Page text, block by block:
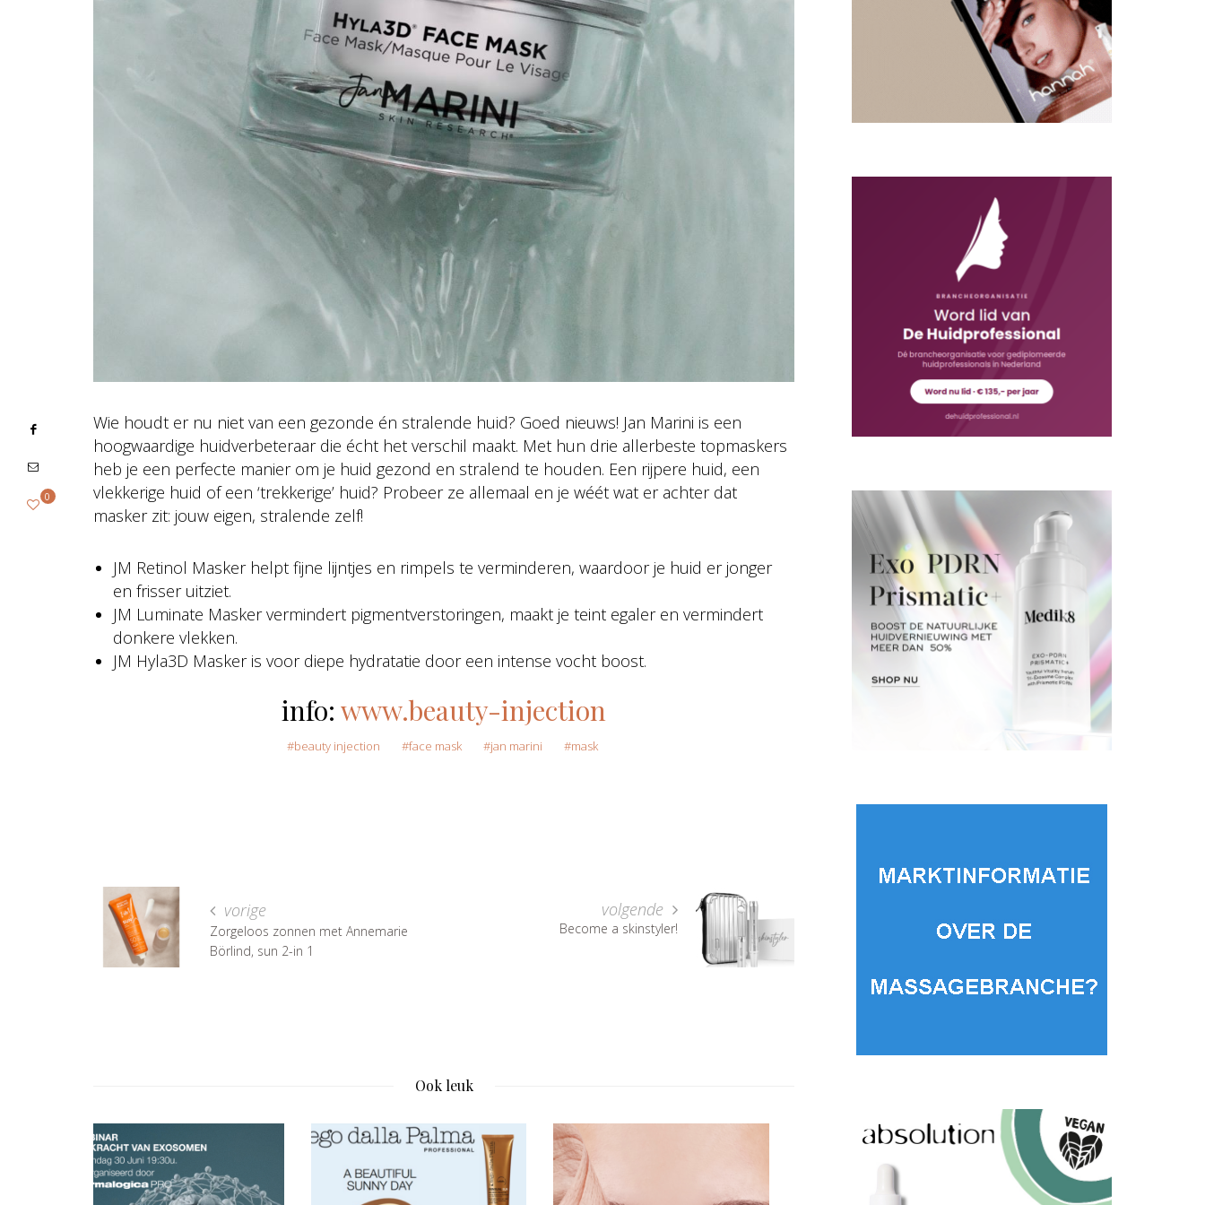
Wie houdt er nu niet van een gezonde én stralende huid? Goed nieuws! Jan Marini is een
hoogwaardige huidverbeteraar die écht het verschil maakt. Met hun drie allerbeste topmaskers
heb je een perfecte manier om je huid gezond en stralend te houden. Een rijpere huid, een
vlekkerige huid of een ‘trekkerige’ huid? Probeer ze allemaal en je wéét wat er achter dat
masker zit: jouw eigen, stralende zelf!
JM Retinol Masker helpt fijne lijntjes en rimpels te verminderen, waardoor je huid er jonger
en frisser uitziet.
JM Luminate Masker vermindert pigmentverstoringen, maakt je teint egaler en vermindert
donkere vlekken.
JM Hyla3D Masker is voor diepe hydratatie door een intense vocht boost.
info: www.beauty-injection
0
beauty injection face mask jan marini mask
vorige
Zorgeloos zonnen met Annemarie
Börlind, sun 2-in 1
volgende
Become a skinstyler!
Ook leuk